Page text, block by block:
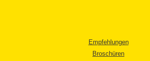
Empfehlungen
Broschüren